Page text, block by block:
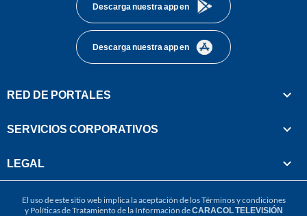
Descarga nuestra app en
Descarga nuestra app en
RED DE PORTALES
SERVICIOS CORPORATIVOS
LEGAL
El uso de este sitio web implica la aceptación de losTérminos y condiciones
y Políticas de Tratamiento de la Información deCARACOL TELEVISIÓN